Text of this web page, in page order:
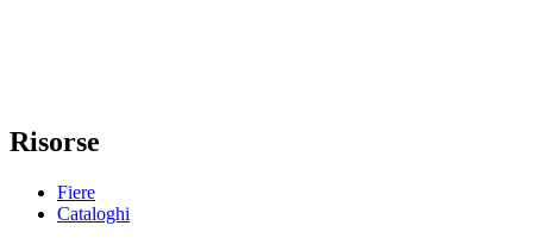
Risorse
Fiere
Cataloghi